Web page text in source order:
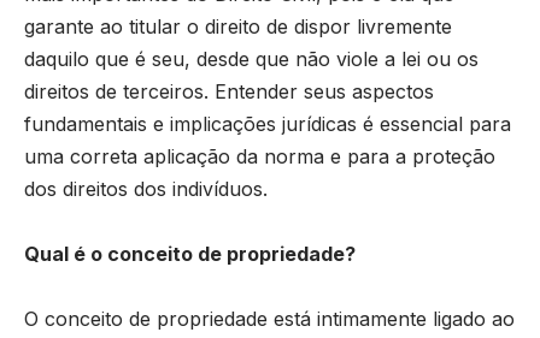
garante ao titular o direito de dispor livremente
daquilo que é seu, desde que não viole a lei ou os
direitos de terceiros. Entender seus aspectos
fundamentais e implicações jurídicas é essencial para
uma correta aplicação da norma e para a proteção
dos direitos dos indivíduos.
Qual é o conceito de propriedade?
O conceito de propriedade está intimamente ligado ao